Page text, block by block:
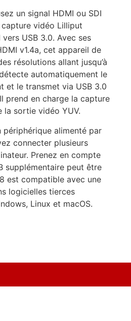
un signal HDMI ou SDI
vidéo Lilliput
USB 3.0. Avec ses
v1.4a, cet appareil de
résolutions allant jusqu’à
automatiquement le
et le transmet via USB 3.0
prend en charge la capture
la sortie vidéo YUV.
périphérique alimenté par
connecter plusieurs
Prenez en compte
supplémentaire peut être
est compatible avec une
logicielles tierces
Linux et macOS.